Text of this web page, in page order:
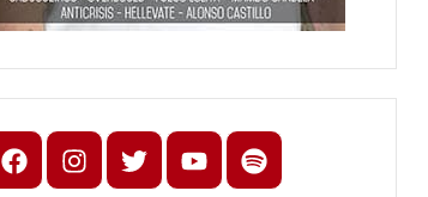
FacebookInstagram
X youtubespotify